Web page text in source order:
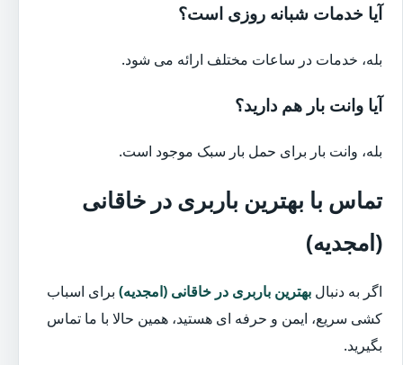
آیا خدمات شبانه روزی است؟
بله، خدمات در ساعات مختلف ارائه می شود.
آیا وانت بار هم دارید؟
بله، وانت بار برای حمل بار سبک موجود است.
تماس با بهترین باربری در خاقانی
(امجدیه)
اگر به دنبال بهترین باربری در خاقانی (امجدیه) برای اسباب
کشی سریع، ایمن و حرفه ای هستید، همین حالا با ما تماس
بگیرید.